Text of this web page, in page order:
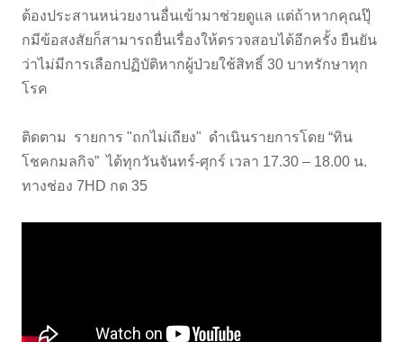
ต้องประสานหน่วยงานอื่นเข้ามาช่วยดูแล แต่ถ้าหากคุณปุ๊
กมีข้อสงสัยก็สามารถยื่นเรื่องให้ตรวจสอบได้อีกครั้ง ยืนยัน
ว่าไม่มีการเลือกปฏิบัติหากผู้ป่วยใช้สิทธิ์ 30 บาทรักษาทุก
โรค
ติดตาม รายการ "ถกไม่เถียง" ดำเนินรายการโดย “ทิน
โชคกมลกิจ” ได้ทุกวันจันทร์-ศุกร์ เวลา 17.30 – 18.00 น.
ทางช่อง 7HD กด 35